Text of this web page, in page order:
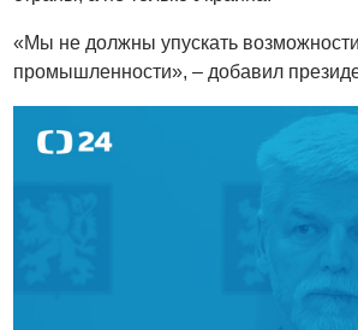
«Мы не должны упускать
промышленности», – добавил